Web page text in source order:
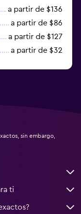
a partir de $136
a partir de $86
a partir de $127
a partir de $32
sin embargo,
ti